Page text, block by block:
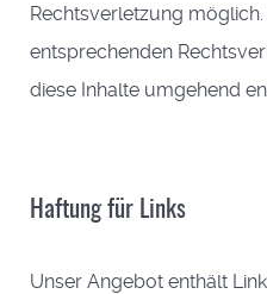
Rechtsverletzung
entsprechenden
diese Inhalte umgehend
Haftung für Links
Unser Angebot enthält